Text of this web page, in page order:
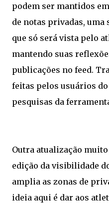
podem ser mantidos
de notas privadas, uma
que só será vista pelo
mantendo suas
publicações no feed.
feitas pelos usuários
pesquisas da
Outra atualização
edição da visibilidade
amplia as zonas de
ideia aqui é dar aos